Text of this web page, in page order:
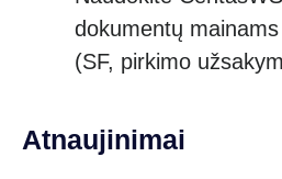
dokumentų
(SF, pirkimo
Atnaujinimai